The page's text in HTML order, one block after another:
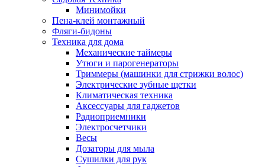
Минимойки
Пена-клей монтажный
Фляги-бидоны
Техника для дома
Механические таймеры
Утюги и парогенераторы
Триммеры (машинки для стрижки волос)
Электрические зубные щетки
Климатическая техника
Аксессуары для гаджетов
Радиоприемники
Электросчетчики
Весы
Дозаторы для мыла
Сушилки для рук